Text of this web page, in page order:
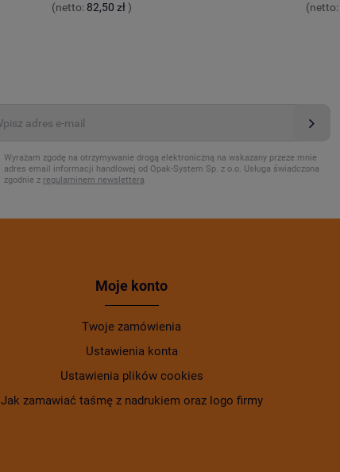
(netto: 82,50 zł)
Wyrażam zgodę na otrzymywanie drogą elektroniczną na wskazany przeze mnie
adres email informacji handlowej od Opak-System Sp. z o.o. Usługa świadczona
zgodnie z regulaminem newslettera
Moje konto
Twoje zamówienia
Ustawienia konta
Ustawienia plików cookies
Jak zamawiać taśmę z nadrukiem oraz logo firmy